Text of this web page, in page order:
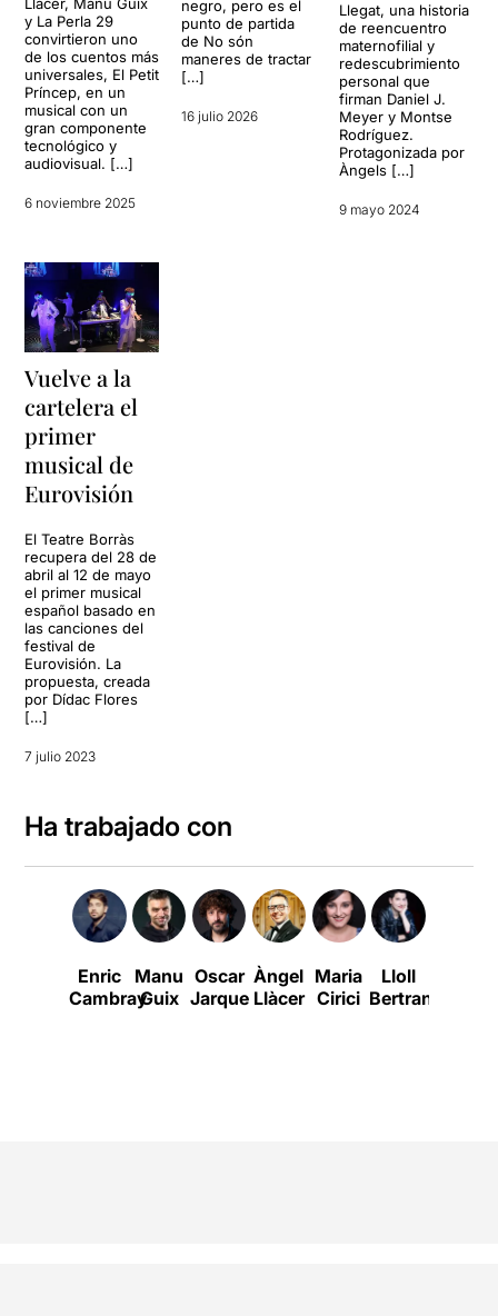
y La Perla 29
convirtieron uno
de los cuentos más
universales, El Petit
Príncep, en un
musical con un
gran componente
tecnológico y
audiovisual. […]
6 noviembre 2025
negro, pero es el
punto de partida
de No són
maneres de tractar
[…]
16 julio 2026
Llegat, una historia
de reencuentro
maternofilial y
redescubrimiento
personal que
firman Daniel J.
Meyer y Montse
Rodríguez.
Protagonizada por
Àngels […]
9 mayo 2024
Vuelve a la
cartelera el
primer
musical de
Eurovisión
El Teatre Borràs
recupera del 28 de
abril al 12 de mayo
el primer musical
español basado en
las canciones del
festival de
Eurovisión. La
propuesta, creada
por Dídac Flores
[…]
7 julio 2023
Ha trabajado con
Enric
Cambray
Manu
Guix
Oscar
Jarque
Àngel
Llàcer
Maria
Cirici
Lloll
Bertran